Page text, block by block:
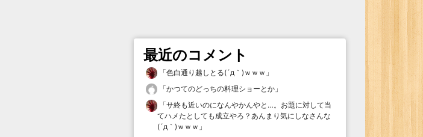
最近のコメント
「色白通り越しとる(´д｀)ｗｗｗ 」
「かつてのどっちの料理ショーとか 」
「サ終も近いのになんやかんやと…。お題に対して当
てハメたとしても成立やろ？あんまり気にしなさんな
(´д｀)ｗｗｗ 」